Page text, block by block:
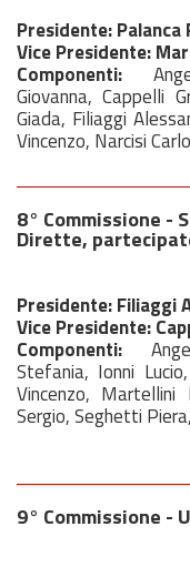
Presidente: Palanca
Vice Presidente:
Componenti:
Giovanna, Cappelli
Giada, Filiaggi
Vincenzo, Narcisi
8° Commissione -
Dirette,
Presidente: Filiaggi
Vice Presidente:
Componenti:
Stefania, Ionni
Vincenzo,
Sergio, Seghetti
9° Commissione -